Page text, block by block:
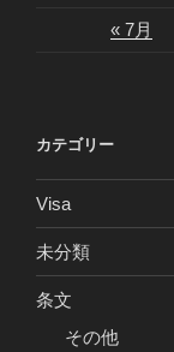
« 7月
カテゴリー
Visa
未分類
条文
その他